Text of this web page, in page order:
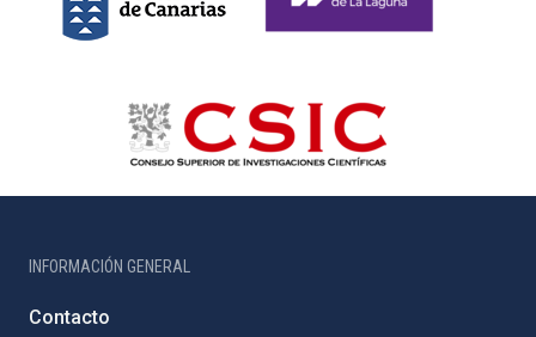
INFORMACIÓN GENERAL
Contacto